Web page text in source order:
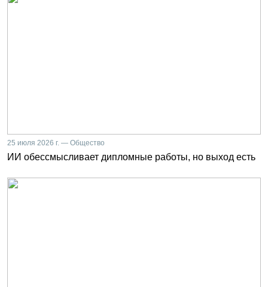
25 июля 2026 г. — Общество
ИИ обессмысливает дипломные работы, но выход есть